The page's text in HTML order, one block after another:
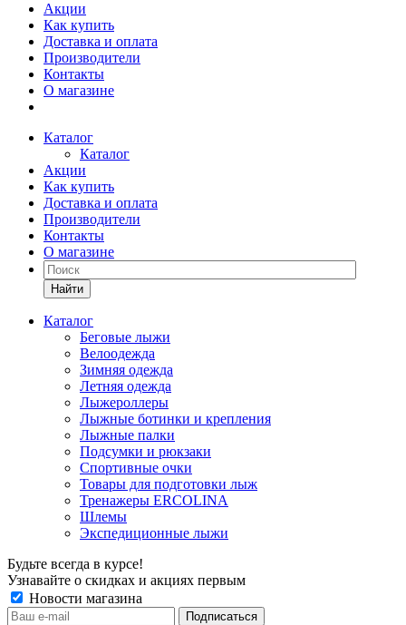
Акции
Как купить
Доставка и оплата
Производители
Контакты
О магазине
Каталог
Каталог
Акции
Как купить
Доставка и оплата
Производители
Контакты
О магазине
Найти
Каталог
Беговые лыжи
Велоодежда
Зимняя одежда
Летняя одежда
Лыжероллеры
Лыжные ботинки и крепления
Лыжные палки
Подсумки и рюкзаки
Спортивные очки
Товары для подготовки лыж
Тренажеры ERCOLINA
Шлемы
Экспедиционные лыжи
Будьте всегда в курсе!
Узнавайте о скидках и акциях первым
Новости магазина